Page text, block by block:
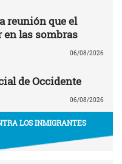
reunión que el
las sombras
06/08/2026
de Occidente
06/08/2026
LOS INMIGRANTES